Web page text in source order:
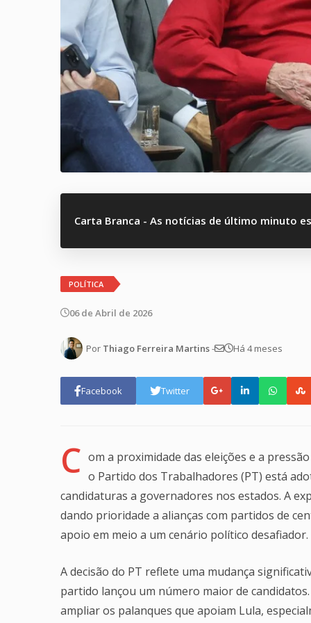
Carta Branca - As notícias de último minuto
POLÍTICA
06 de Abril de 2026
Por Thiago Ferreira Martins- Há 4 meses
Facebook Twitter
C om a proximidade das eleições e a
o Partido dos Trabalhadores (PT) está
candidaturas a governadores nos estados. A
dando prioridade a alianças com partidos de
apoio em meio a um cenário político desafiador.
A decisão do PT reflete uma mudança
partido lançou um número maior de
ampliar os palanques que apoiam Lula,